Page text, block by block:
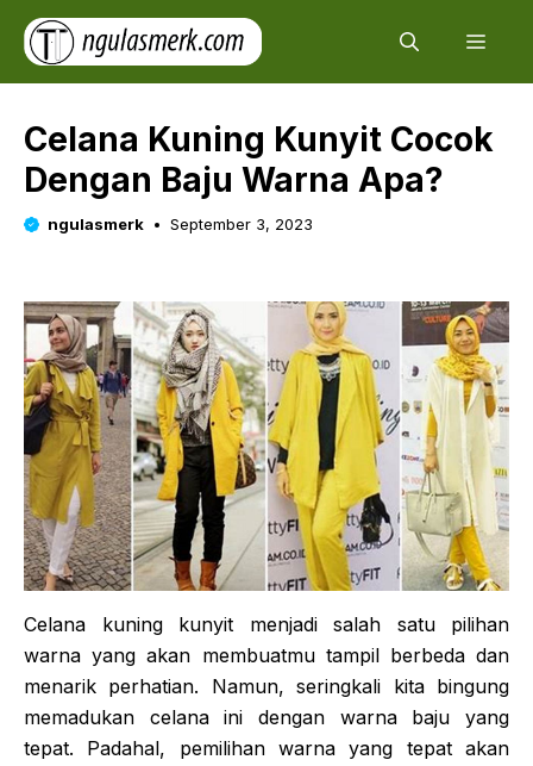
Skip
content
Celana Kuning Kunyit Cocok
Dengan Baju Warna Apa?
ngulasmerk September 3, 2023
Celana kuning kunyit menjadi salah satu pilihan
warna yang akan membuatmu tampil berbeda dan
menarik perhatian. Namun, seringkali kita bingung
memadukan celana ini dengan warna baju yang
tepat. Padahal, pemilihan warna yang tepat akan